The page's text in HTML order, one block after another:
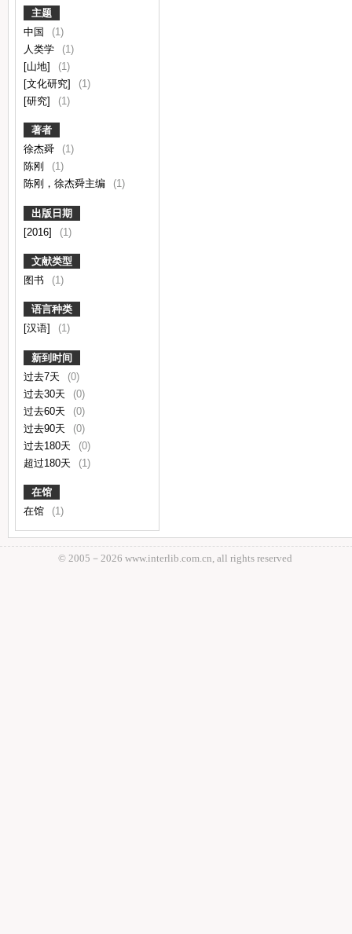
主题
中国
(1)
人类学
(1)
[山地]
(1)
[文化研究]
(1)
[研究]
(1)
著者
徐杰舜
(1)
陈刚
(1)
陈刚，徐杰舜主编
(1)
出版日期
[2016]
(1)
文献类型
图书
(1)
语言种类
[汉语]
(1)
新到时间
过去7天
(0)
过去30天
(0)
过去60天
(0)
过去90天
(0)
过去180天
(0)
超过180天
(1)
在馆
在馆
(1)
© 2005－ 2026 www.interlib.com.cn, all rights reserved